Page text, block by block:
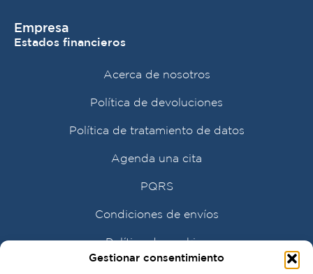
Gestionar consentimiento
Empresa
Estados financieros
Acerca de nosotros
Política de devoluciones
Política de tratamiento de datos
Agenda una cita
PQRS
Condiciones de envíos
Política de cookies